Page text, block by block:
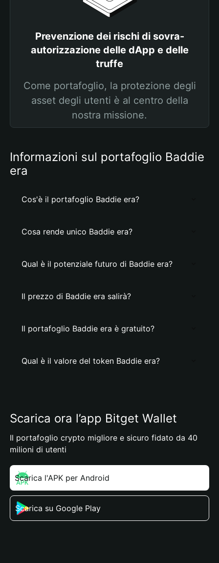
Prevenzione dei rischi di sovra-
autorizzazione delle dApp e delle
truffe
Come portafoglio, la protezione degli
asset degli utenti è al centro della
nostra missione.
Informazioni sul portafoglio Baddie
era
Cos'è il portafoglio Baddie era?
Cosa rende unico Baddie era?
Qual è il potenziale futuro di Baddie era?
Il prezzo di Baddie era salirà?
Il portafoglio Baddie era è gratuito?
Qual è il valore del token Baddie era?
Scarica ora l’app Bitget Wallet
Il portafoglio crypto migliore e sicuro fidato da 40
milioni di utenti
Scarica l'APK per Android
Scarica su Google Play